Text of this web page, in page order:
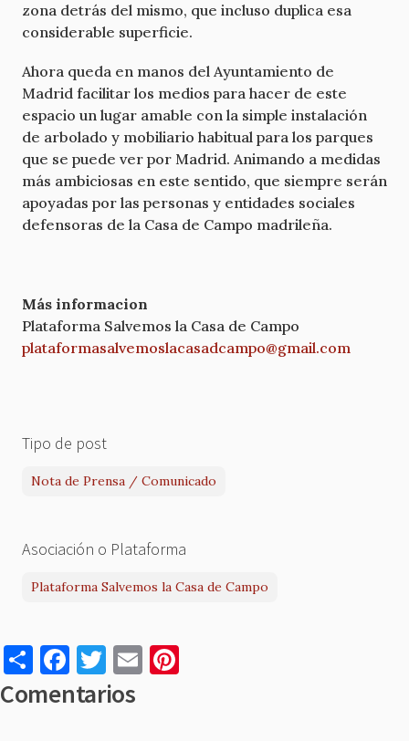
zona detrás del mismo, que incluso duplica esa
considerable superficie.
Ahora queda en manos del Ayuntamiento de
Madrid facilitar los medios para hacer de este
espacio un lugar amable con la simple instalación
de arbolado y mobiliario habitual para los parques
que se puede ver por Madrid. Animando a medidas
más ambiciosas en este sentido, que siempre serán
apoyadas por las personas y entidades sociales
defensoras de la Casa de Campo madrileña.
Más informacion
Plataforma Salvemos la Casa de Campo
plataformasalvemoslacasadcampo@gmail.com
Tipo de post
Nota de Prensa / Comunicado
Asociación o Plataforma
Plataforma Salvemos la Casa de Campo
S
h
ar
F
a
c
T
w
it
E
m
Comentarios